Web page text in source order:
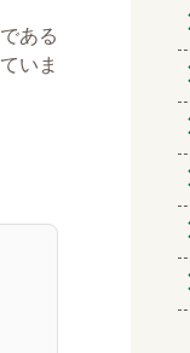
ある
いま